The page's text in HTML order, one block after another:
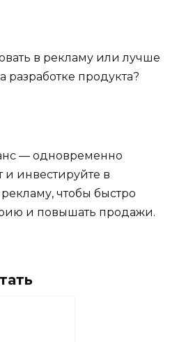
в рекламу или лучше
разработке продукта?
— одновременно
и инвестируйте в
чтобы быстро
и повышать продажи.